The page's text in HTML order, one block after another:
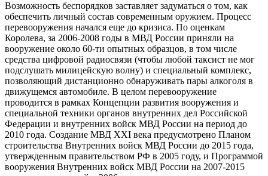
Возможность беспорядков заставляет задуматься о том, как
обеспечить личный состав современным оружием. Процесс
перевооружения начался еще до кризиса. По оценкам
Королева, за 2006-2008 годы в МВД России приняли на
вооружение около 60-ти опытных образцов, в том числе
средства цифровой радиосвязи (чтобы любой таксист не мог
подслушать милицейскую волну) и специальный комплекс,
позволяющий дистанционно обнаруживать пары алкоголя в
движущемся автомобиле. В целом перевооружение
проводится в рамках Концепции развития вооружения и
специальной техники органов внутренних дел Российской
Федерации и внутренних войск МВД России на период до
2010 года. Создание МВД XXI века предусмотрено Планом
строительства Внутренних войск МВД России до 2015 года,
утвержденным правительством РФ в 2005 году, и Программой
вооружения Внутренних войск МВД России на 2007-2015